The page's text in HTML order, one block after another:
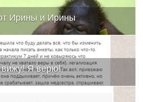
Ирины и Ирины
Я верю!